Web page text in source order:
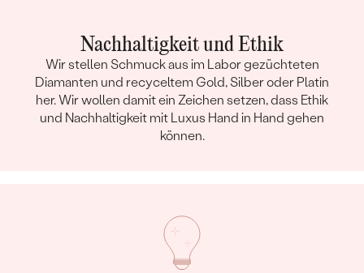
Nachhaltigkeit und Ethik
Wir stellen Schmuck aus im Labor gezüchteten
Diamanten und recyceltem Gold, Silber oder Platin
her. Wir wollen damit ein Zeichen setzen, dass Ethik
und Nachhaltigkeit mit Luxus Hand in Hand gehen
können.